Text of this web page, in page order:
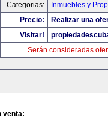
Categorias:
Inmuebles y
Precio:
Realizar una
Visitar!
Serán consideradas
venta: